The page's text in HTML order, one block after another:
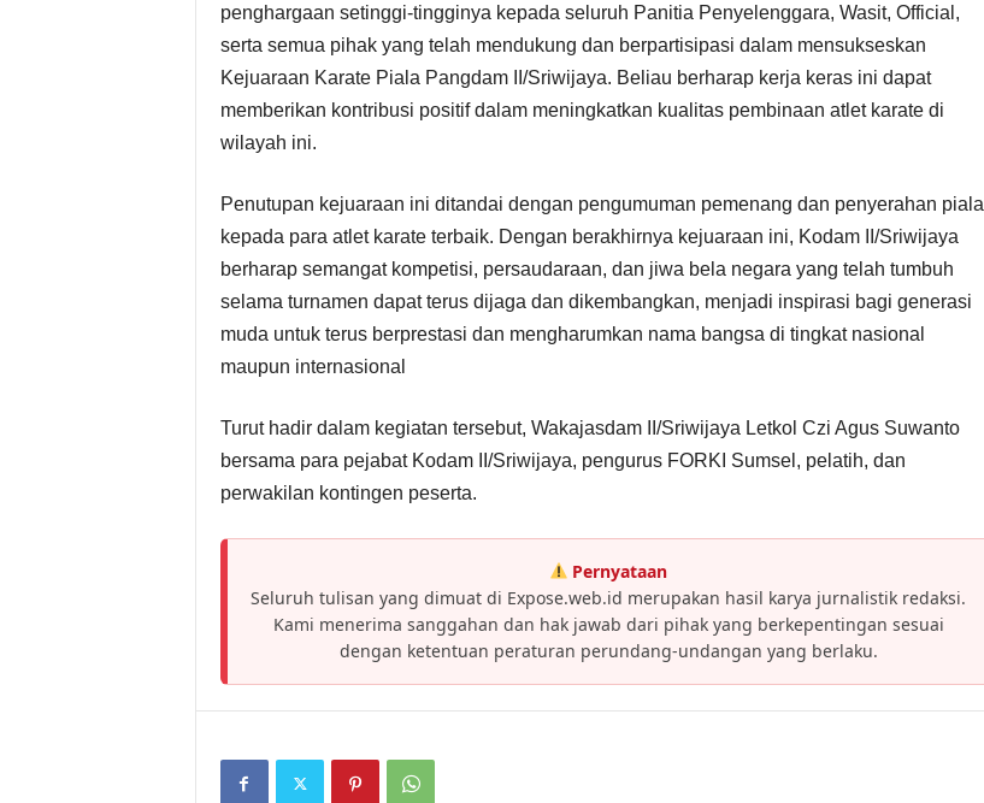
penghargaan setinggi-tingginya kepada seluruh Panitia Penyelenggara, Wasit, Official,
serta semua pihak yang telah mendukung dan berpartisipasi dalam mensukseskan
Kejuaraan Karate Piala Pangdam II/Sriwijaya. Beliau berharap kerja keras ini dapat
memberikan kontribusi positif dalam meningkatkan kualitas pembinaan atlet karate di
wilayah ini.
Penutupan kejuaraan ini ditandai dengan pengumuman pemenang dan penyerahan piala
kepada para atlet karate terbaik. Dengan berakhirnya kejuaraan ini, Kodam II/Sriwijaya
berharap semangat kompetisi, persaudaraan, dan jiwa bela negara yang telah tumbuh
selama turnamen dapat terus dijaga dan dikembangkan, menjadi inspirasi bagi generasi
muda untuk terus berprestasi dan mengharumkan nama bangsa di tingkat nasional
maupun internasional
Turut hadir dalam kegiatan tersebut, Wakajasdam II/Sriwijaya Letkol Czi Agus Suwanto
bersama para pejabat Kodam II/Sriwijaya, pengurus FORKI Sumsel, pelatih, dan
perwakilan kontingen peserta.
Pernyataan
Seluruh tulisan yang dimuat di Expose.web.id merupakan hasil karya jurnalistik redaksi.
Kami menerima sanggahan dan hak jawab dari pihak yang berkepentingan sesuai
dengan ketentuan peraturan perundang-undangan yang berlaku.